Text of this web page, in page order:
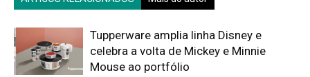
Tupperware amplia linha Disney e
celebra a volta de Mickey e Minnie
Mouse ao portfólio